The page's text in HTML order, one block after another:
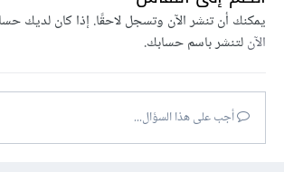
يمكنك أن تنشر الآن وتسجل لاحقًا. إذا كان لديك
الآنلتنشر باسم حسابك.
أجب على هذا السؤال...